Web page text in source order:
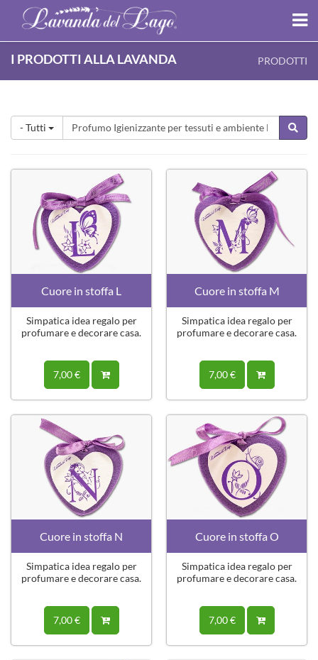
I PRODOTTI ALLA LAVANDA PRODOTTI
- Tutti
Cuore in stoffa L
Simpatica idea regalo per
profumare e decorare casa.
7,00 €
Cuore in stoffa M
Simpatica idea regalo per
profumare e decorare casa.
7,00 €
Cuore in stoffa N
Simpatica idea regalo per
profumare e decorare casa.
7,00 €
Cuore in stoffa O
Simpatica idea regalo per
profumare e decorare casa.
7,00 €